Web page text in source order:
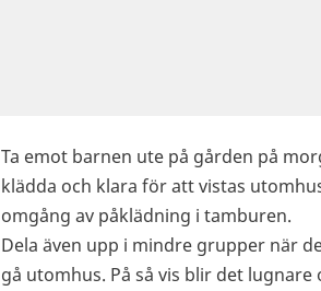
Ta emot barnen ute på gården på
klädda och klara för att vistas
omgång av påklädning i tamburen.
Dela även upp i mindre grupper när
gå utomhus. På så vis blir det